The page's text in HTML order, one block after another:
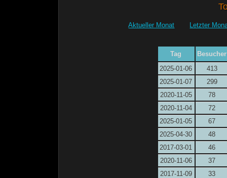
Aktueller Monat Letzter
Tag
Besucher
2025-01-06
413
2025-01-07
299
2020-11-05
78
2020-11-04
72
2025-01-05
67
2025-04-30
48
2017-03-01
46
2020-11-06
37
2017-11-09
33